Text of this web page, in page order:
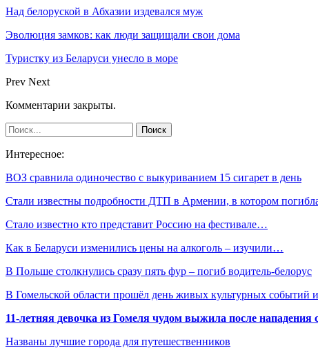
Над белоруской в Абхазии издевался муж
Эволюция замков: как люди защищали свои дома
Туристку из Беларуси унесло в море
Prev Next
Комментарии закрыты.
Интересное:
ВОЗ сравнила одиночество с выкуриванием 15 сигарет в день
Стали известны подробности ДТП в Армении, в котором
Стало известно кто представит Россию на фестивале…
Как в Беларуси изменились цены на алкоголь – изучили…
В Польше столкнулись сразу пять фур – погиб водитель-белорус
В Гомельской области прошёл день живых культурных событий
11-летняя девочка из Гомеля чудом выжила после нападения
Названы лучшие города для путешественников